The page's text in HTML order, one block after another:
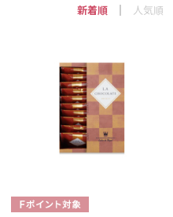
新着順 人気順